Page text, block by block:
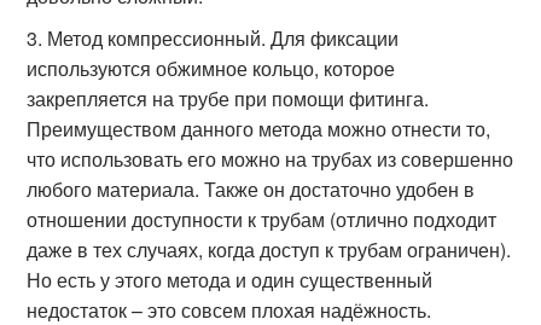
Метод компрессионный. Для фиксации
используются обжимное кольцо, которое
закрепляется на трубе при помощи фитинга.
Преимуществом данного метода можно отнести то,
что использовать его можно на трубах из совершенно
любого материала. Также он достаточно удобен в
отношении доступности к трубам (отлично подходит
даже в тех случаях, когда доступ к трубам ограничен).
Но есть у этого метода и один существенный
недостаток – это совсем плохая надёжность.